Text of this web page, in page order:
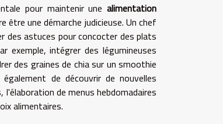
pour maintenir unealimentation
une démarche judicieuse. Un chef
des astuces pour concocter des plats
exemple, intégrer des légumineuses
des graines de chia sur un smoothie
de découvrir de nouvelles
l'élaboration de menus hebdomadaires
alimentaires.